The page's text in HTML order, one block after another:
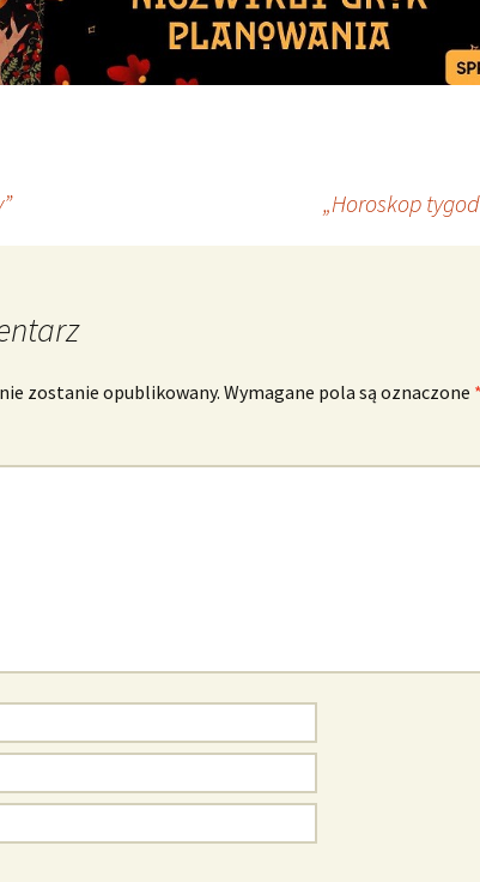
„Horoskop
zostanie opublikowany. Wymagane pola są oznaczone